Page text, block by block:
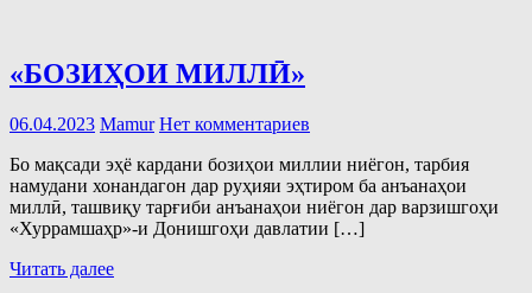
«БОЗИҲОИ МИЛЛӢ»
06.04.2023 Mamur Нет комментариев
Бо мақсади эҳё кардани бозиҳои миллии ниёгон, тарбия
намудани хонандагон дар руҳияи эҳтиром ба анъанаҳои
миллӣ, ташвиқу тарғиби анъанаҳои ниёгон дар варзишгоҳи
«Хуррамшаҳр»-и Донишгоҳи давлатии […]
Читать далее